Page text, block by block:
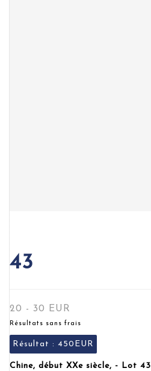
43
20 - 30 EUR
Résultats sans frais
Résultat : 450EUR
Chine, début XXe siècle, - Lot 43